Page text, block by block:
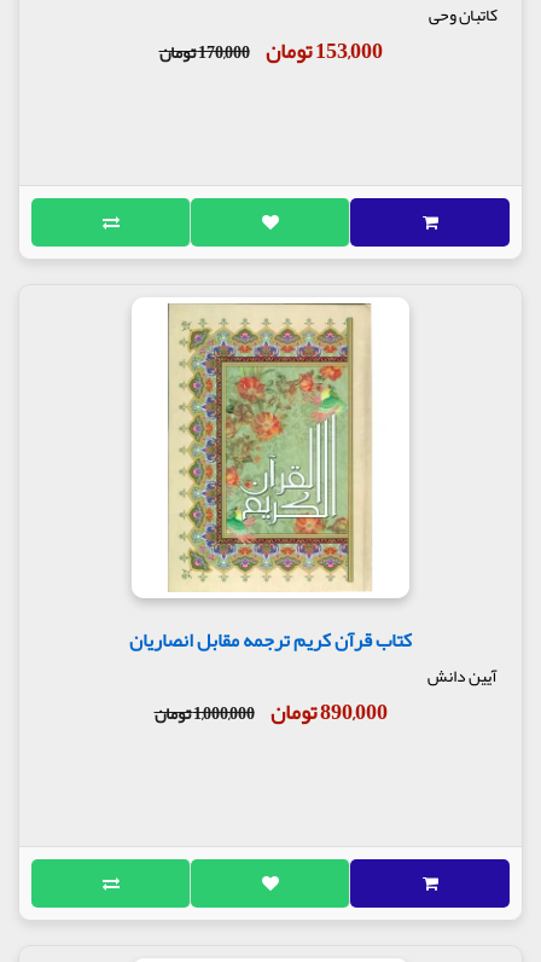
کاتبان وحی
153,000 تومان 170,000 تومان
کتاب قرآن کریم ترجمه مقابل انصاریان
آیین دانش
890,000 تومان 1,000,000 تومان